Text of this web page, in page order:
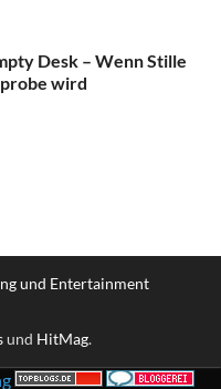
Desk – Wenn Stille
wird
und Entertainment
und HitMag.